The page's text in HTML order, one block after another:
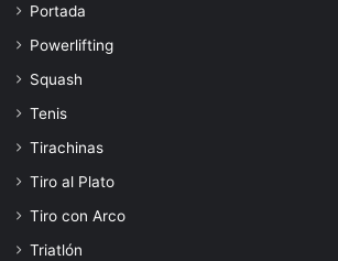
Portada
Powerlifting
Squash
Tenis
Tirachinas
Tiro al Plato
Tiro con Arco
Triatlón